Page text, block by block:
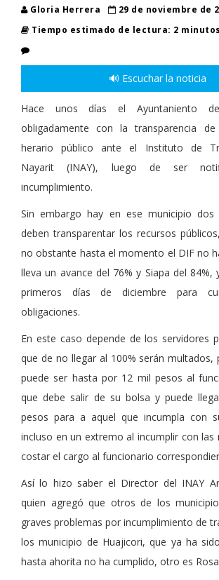
Gloria Herrera
29 de noviembre de
Tiempo estimado de lectura: 2 minutos
🔊 Escuchar la noticia
Hace unos días el Ayuntaniento
obligadamente con la transparencia
herario público ante el Instituto de
Nayarit (INAY), luego de ser
incumplimiento.
Sin embargo hay en ese municipio
deben transparentar los recursos
no obstante hasta el momento el DIF no
lleva un avance del 76% y Siapa del 84%,
primeros días de diciembre para
obligaciones.
En este caso depende de los servidores
que de no llegar al 100% serán multados,
puede ser hasta por 12 mil pesos al
que debe salir de su bolsa y puede
pesos para a aquel que incumpla con
incluso en un extremo al incumplir con las
costar el cargo al funcionario
Así lo hizo saber el Director del INAY
quien agregó que otros de los
graves problemas por incumplimiento de
los municipio de Huajicori, que ya ha
hasta ahorita no ha cumplido, otro es